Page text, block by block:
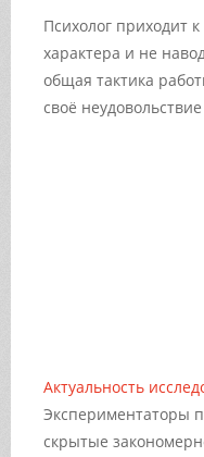
Психолог приходит
характера и не
общая тактика
своё
Актуальность
Экспериментаторы
скрытые